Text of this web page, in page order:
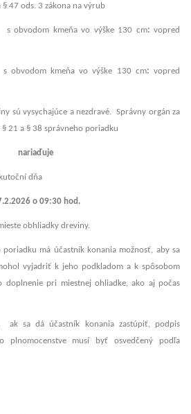
47 ods. 3 zákona na výrub
kmeňa vo výške 130 cm: vopred
kmeňa vo výške 130 cm: vopred
sú vysychajúce a nezdravé. Správny orgán za
§ 21 a § 38 správneho poriadku
nariaďuje
dňa
o 09:30 hod.
obhliadky dreviny.
má účastník konania možnosť, aby sa
vyjadriť k jeho podkladom a k spôsobom
pri miestnej ohliadke, ako aj počas
ak sa dá účastník konania zastúpiť, podpis
plnomocenstve musí byť osvedčený podľa